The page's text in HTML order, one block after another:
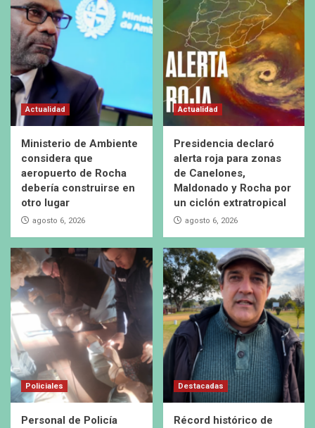
Actualidad
Ministerio de Ambiente
considera que
aeropuerto de Rocha
debería construirse en
otro lugar
agosto 6, 2026
Actualidad
Presidencia declaró
alerta roja para zonas
de Canelones,
Maldonado y Rocha por
un ciclón extratropical
agosto 6, 2026
Policiales
Personal de Policía
Destacadas
Récord histórico de